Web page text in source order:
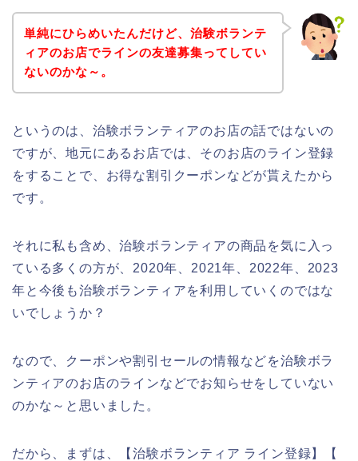
単純にひらめいたんだけど、治験ボランテ
ィアのお店でラインの友達募集ってしてい
ないのかな～。
というのは、治験ボランティアのお店の話ではないの
ですが、地元にあるお店では、そのお店のライン登録
をすることで、お得な割引クーポンなどが貰えたから
です。
それに私も含め、治験ボランティアの商品を気に入っ
ている多くの方が、2020年、2021年、2022年、2023
年と今後も治験ボランティアを利用していくのではな
いでしょうか？
なので、クーポンや割引セールの情報などを治験ボラ
ンティアのお店のラインなどでお知らせをしていない
のかな～と思いました。
だから、まずは、【治験ボランティア ライン登録】【